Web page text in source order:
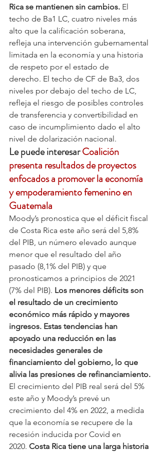
Rica se mantienen sin cambios. El
techo de Ba1 LC, cuatro niveles más
alto que la calificación soberana,
refleja una intervención gubernamental
limitada en la economía y una historia
de respeto por el estado de
derecho. El techo de CF de Ba3, dos
niveles por debajo del techo de LC,
refleja el riesgo de posibles controles
de transferencia y convertibilidad en
caso de incumplimiento dado el alto
nivel de dolarización nacional.
Le puede interesar Coalición
presenta resultados de proyectos
enfocados a promover la economía
y empoderamiento femenino en
Guatemala
Moody’s pronostica que el déficit fiscal
de Costa Rica este año será del 5,8%
del PIB, un número elevado aunque
menor que el resultado del año
pasado (8,1% del PIB) y que
pronosticamos a principios de 2021
(7% del PIB). Los menores déficits son
el resultado de un crecimiento
económico más rápido y mayores
ingresos. Estas tendencias han
apoyado una reducción en las
necesidades generales de
financiamiento del gobierno, lo que
alivia las presiones de refinanciamiento.
El crecimiento del PIB real será del 5%
este año y Moody’s prevé un
crecimiento del 4% en 2022, a medida
que la economía se recupere de la
recesión inducida por Covid en
2020. Costa Rica tiene una larga historia